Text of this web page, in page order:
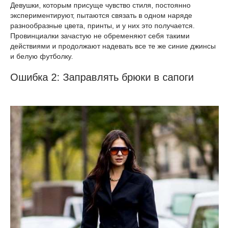
Девушки, которым присуще чувство стиля, постоянно
экспериментируют, пытаются связать в одном наряде
разнообразные цвета, принты, и у них это получается.
Провинциалки зачастую не обременяют себя такими
действиями и продолжают надевать все те же синие джинсы
и белую футболку.
Ошибка 2: Заправлять брюки в сапоги